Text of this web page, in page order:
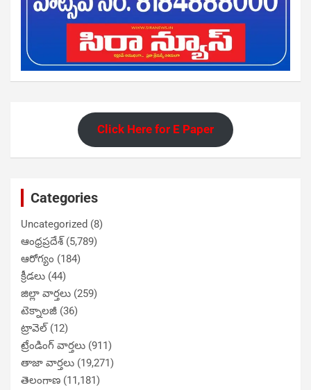
Click Here for E Paper
Categories
Uncategorized (8)
ఆంధ్రప్రదేశ్(5,789)
ఆరోగ్యం (184)
క్రీడలు (44)
జిల్లా వార్తలు (259)
టెక్నాలజీ (36)
ట్రావెల్(12)
ట్రేండింగ్ వార్తలు (911)
తాజా వార్తలు (19,271)
తెలంగాణ (11,181)